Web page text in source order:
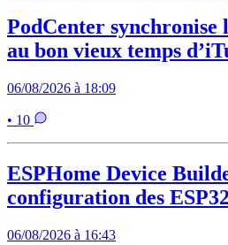
PodCenter synchronise
au bon vieux temps
06/08/2026 à 18:09
• 10
ESPHome Device
configuration des
06/08/2026 à 16:43